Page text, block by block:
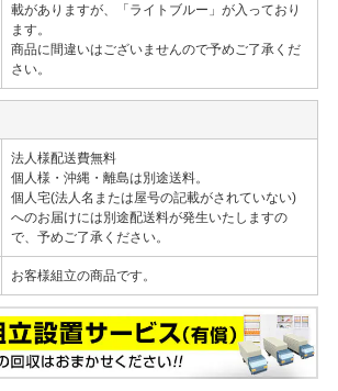
載がありますが、「ライトブルー」が入っており
ます。
商品に間違いはございませんので予めご了承くだ
さい。
法人様配送費無料
個人様・沖縄・離島は別途送料。
個人宅(法人名または屋号の記載がされていない)
へのお届けには別途配送料が発生いたしますの
で、予めご了承ください。
お客様組立の商品です。